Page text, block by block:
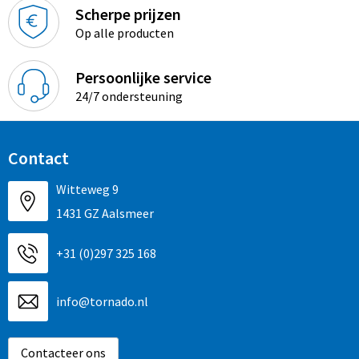
Sinterklaas
Sleutelhangers en Lanyards
Snoepgoed
Spellen voor binnen en buiten
Sport
Veiligheid, Auto en Fiets
Vrije tijd en Strand
Waterflesjes
Themapakketten
Overhemden
Strandtassen
Toilettassen
Waterbestendige tassen
Accessoires voor tassen
Schoenentassen
Golftassen
Matrozentassen
Collegetassen
Draagtassen
Scherpe prijzen
Op alle producten
Persoonlijke service
24/7 ondersteuning
Contact
Witteweg 9
1431 GZ Aalsmeer
+31 (0)297 325 168
info@tornado.nl
Contacteer ons